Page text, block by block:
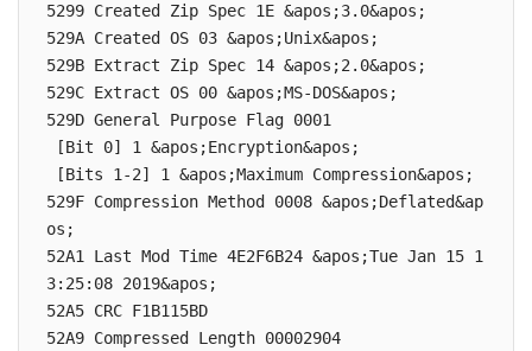
5299 Created Zip Spec 1E &apos;3.0&apos;
529A Created OS 03 &apos;Unix&apos;
529B Extract Zip Spec 14 &apos;2.0&apos;
529C Extract OS 00 &apos;MS-DOS&apos;
529D General Purpose Flag 0001
529F Compression Method 0008 &apos;Deflated&ap
os;
52A1 Last Mod Time 4E2F6B24 &apos;Tue Jan 15 1
3:25:08 2019&apos;
52A5 CRC F1B115BD
52A9 Compressed Length 00002904